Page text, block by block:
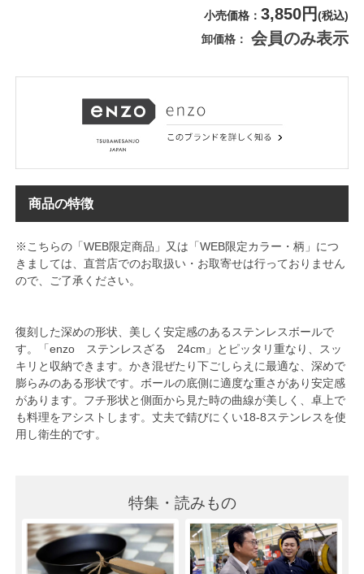
小売価格 3,850円(税込)
卸価格
会員のみ表示
商品の特徴
※こちらの「WEB限定商品」又は「WEB限定カラー・柄」につ
きましては、直営店でのお取扱い・お取寄せは行っておりません
ので、ご了承ください。
復刻した深めの形状、美しく安定感のあるステンレスボールで
す。
「enzo ステンレスざる 24cm」
とピッタリ重なり、スッ
キリと収納できます。かき混ぜたり下ごしらえに最適な、深めで
膨らみのある形状です。ボールの底側に適度な重さがあり安定感
があります。フチ形状と側面から見た時の曲線が美しく、卓上で
も料理をアシストします。丈夫で錆びにくい18-8ステンレスを使
用し衛生的です。
特集・読みもの